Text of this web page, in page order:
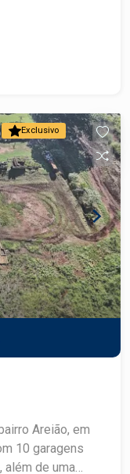
do Auto
circulação
Exclusivo
Areião, em
10 garagens
além de uma